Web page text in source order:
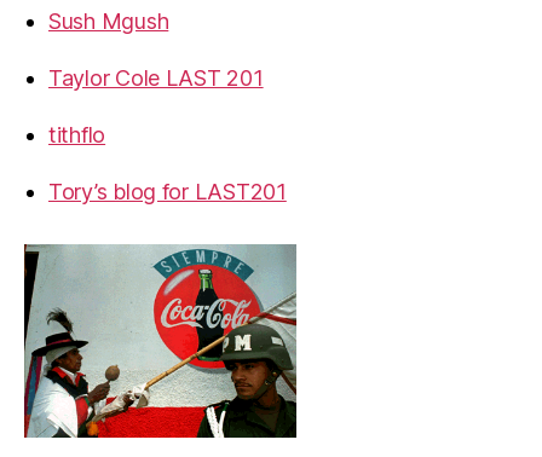
Sush Mgush
Taylor Cole LAST 201
tithflo
Tory’s blog for LAST201